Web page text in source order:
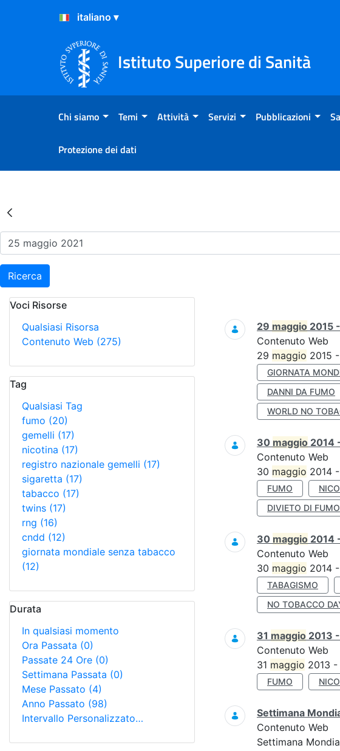
Salta al Contenuto
Salta al Footer
Istituto Superiore di Sanità
Chi siamo Temi Attività Servizi Pubblicazioni
Protezione dei dati
Risultati della Ricerca - Eventi
Ricerca
Voci Risorse
Qualsiasi Risorsa
Contenuto Web (275)
Tag
Qualsiasi Tag
fumo (20)
gemelli (17)
nicotina (17)
registro nazionale gemelli (17)
sigaretta (17)
tabacco (17)
twins (17)
rng (16)
cndd (12)
giornata mondiale senza tabacco
(12)
Durata
In qualsiasi momento
Ora Passata (0)
Passate 24 Ore (0)
Settimana Passata (0)
Mese Passato (4)
Anno Passato (98)
Intervallo Personalizzato…
Ricerca
29 maggio 2015
Contenuto Web
29 maggio 2015
GIORNATA
DANNI DA FUMO
WORLD NO
30 maggio 2014
Contenuto Web
30 maggio 2014
FUMO
DIVIETO DI FUMO
30 maggio 2014
Contenuto Web
30 maggio 2014
TABAGISMO
NO TOBACCO
31 maggio 2013
Contenuto Web
31 maggio 2013
FUMO
Settimana
Contenuto Web
Settimana